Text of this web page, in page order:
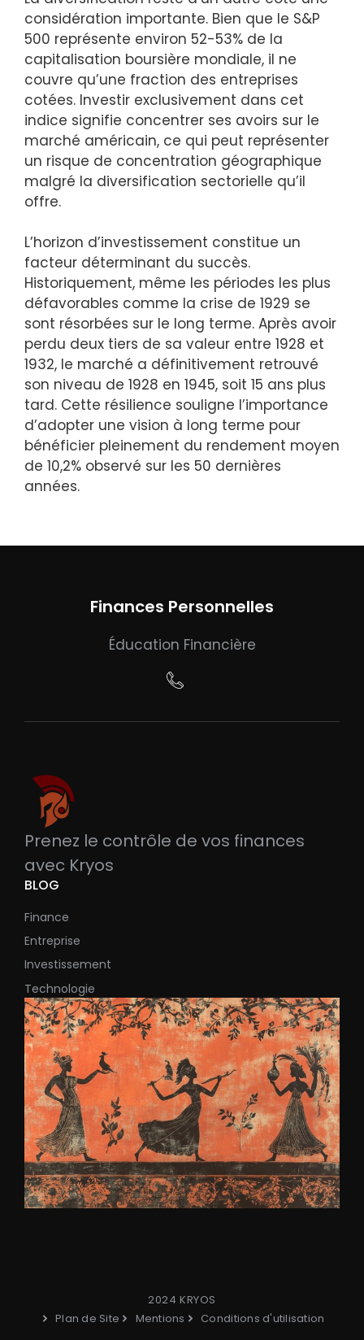
considération importante. Bien que le S&P
500 représente environ 52-53% de la
capitalisation boursière mondiale, il ne
couvre qu’une fraction des entreprises
cotées. Investir exclusivement dans cet
indice signifie concentrer ses avoirs sur le
marché américain, ce qui peut représenter
un risque de concentration géographique
malgré la diversification sectorielle qu’il
offre.
L’horizon d’investissement constitue un
facteur déterminant du succès.
Historiquement, même les périodes les plus
défavorables comme la crise de 1929 se
sont résorbées sur le long terme. Après avoir
perdu deux tiers de sa valeur entre 1928 et
1932, le marché a définitivement retrouvé
son niveau de 1928 en 1945, soit 15 ans plus
tard. Cette résilience souligne l’importance
d’adopter une vision à long terme pour
bénéficier pleinement du rendement moyen
de 10,2% observé sur les 50 dernières
années.
Finances Personnelles
Éducation Financière
Prenez le contrôle de vos finances
avec Kryos
BLOG
Finance
Entreprise
Investissement
Technologie
2024 KRYOS
Plan de Site
Mentions Conditions d'utilisation